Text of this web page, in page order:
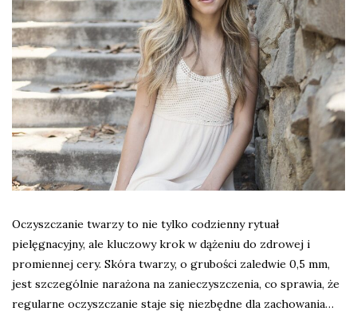
Oczyszczanie twarzy to nie tylko codzienny rytuał
pielęgnacyjny, ale kluczowy krok w dążeniu do zdrowej i
promiennej cery. Skóra twarzy, o grubości zaledwie 0,5 mm,
jest szczególnie narażona na zanieczyszczenia, co sprawia, że
regularne oczyszczanie staje się niezbędne dla zachowania…